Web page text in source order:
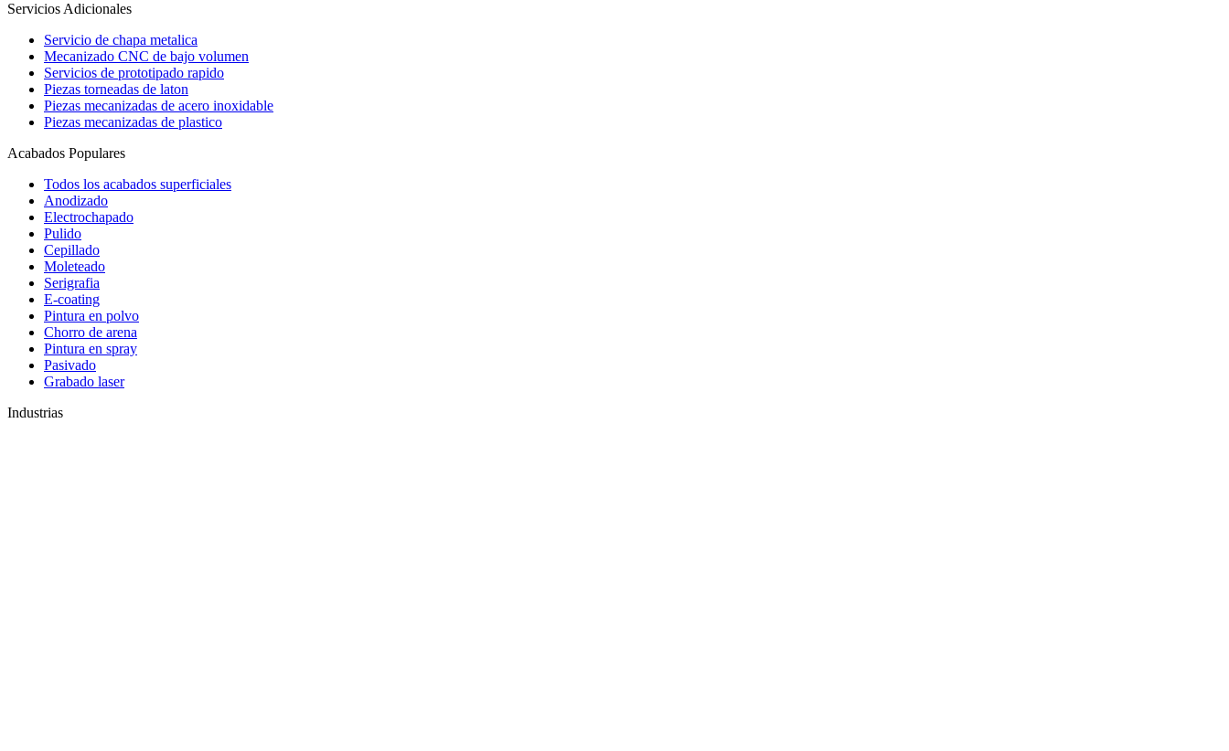
Servicios Adicionales
Servicio de chapa metalica
Mecanizado CNC de bajo volumen
Servicios de prototipado rapido
Piezas torneadas de laton
Piezas mecanizadas de acero inoxidable
Piezas mecanizadas de plastico
Acabados Populares
Todos los acabados superficiales
Anodizado
Electrochapado
Pulido
Cepillado
Moleteado
Serigrafia
E-coating
Pintura en polvo
Chorro de arena
Pintura en spray
Pasivado
Grabado laser
Industrias